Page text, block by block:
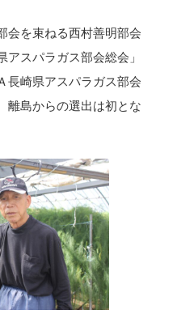
を束ねる西村善明部会
スパラガス部会総会」
長崎県アスパラガス部会
離島からの選出は初とな